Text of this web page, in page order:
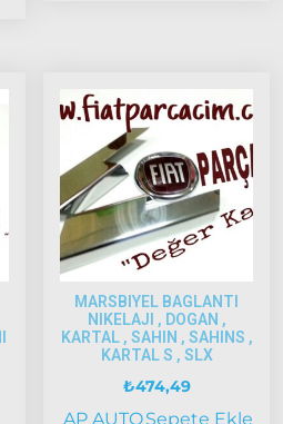
MARSBIYEL BAGLANTI
NIKELAJI , DOGAN ,
KARTAL , SAHIN , SAHINS ,
KARTAL S , SLX
₺474,49
AP AUTOSepete Ekle